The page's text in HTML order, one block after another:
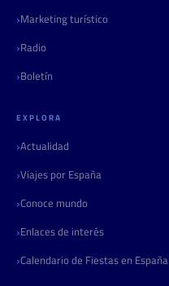
Marketing turístico
Radio
Boletín
EXPLORA
Actualidad
Viajes por España
Conoce mundo
Enlaces de interés
Calendario de Fiestas en España